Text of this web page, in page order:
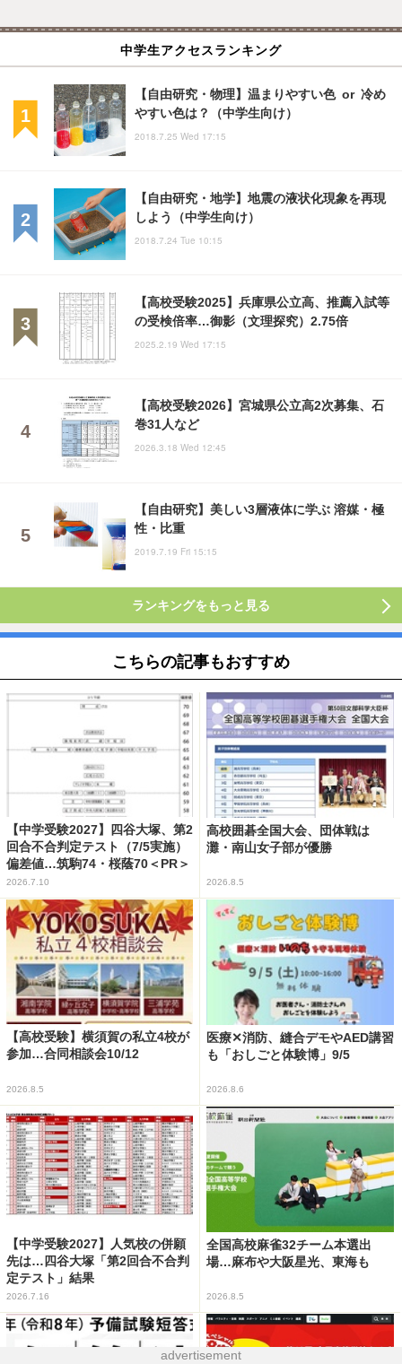
中学生アクセスランキング
【自由研究・物理】温まりやすい色 or 冷め
やすい色は？（中学生向け）
2018.7.25 Wed 17:15
【自由研究・地学】地震の液状化現象を再現
しよう（中学生向け）
2018.7.24 Tue 10:15
【高校受験2025】兵庫県公立高、推薦入試等
の受検倍率…御影（文理探究）2.75倍
2025.2.19 Wed 17:15
【高校受験2026】宮城県公立高2次募集、石
巻31人など
2026.3.18 Wed 12:45
【自由研究】美しい3層液体に学ぶ 溶媒・極
性・比重
2019.7.19 Fri 15:15
ランキングをもっと見る
こちらの記事もおすすめ
【中学受験2027】四谷大塚、第2
回合不合判定テスト（7/5実施）
偏差値…筑駒74・桜蔭70＜PR＞
2026.7.10
高校囲碁全国大会、団体戦は
灘・南山女子部が優勝
2026.8.5
【高校受験】横須賀の私立4校が
参加…合同相談会10/12
2026.8.5
医療✕消防、縫合デモやAED講習
も「おしごと体験博」9/5
2026.8.6
【中学受験2027】人気校の併願
先は…四谷大塚「第2回合不合判
定テスト」結果
2026.7.16
全国高校麻雀32チーム本選出
場…麻布や大阪星光、東海も
2026.8.5
advertisement